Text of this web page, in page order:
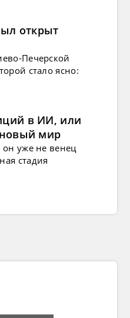
открыт
Печерской
стало ясно:
в ИИ, или
мир
он уже не венец
стадия